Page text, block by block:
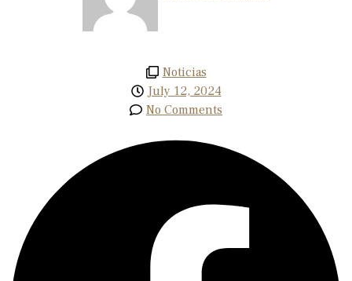
Noticias
July 12, 2024
No Comments